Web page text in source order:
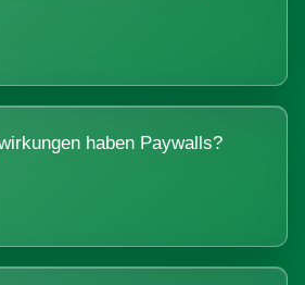
haben Paywalls?